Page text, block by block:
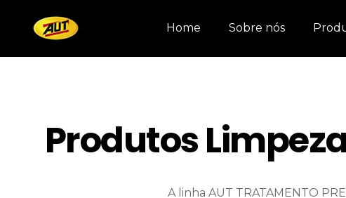
Home Sobre nós
Produtos
A linha AUT TRATAMENTO